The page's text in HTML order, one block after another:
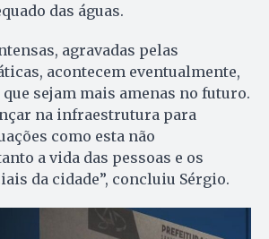
das águas.
agravadas pelas
acontecem eventualmente,
sejam mais amenas no futuro.
na infraestrutura para
como esta não
a vida das pessoas e os
da cidade”, concluiu Sérgio.